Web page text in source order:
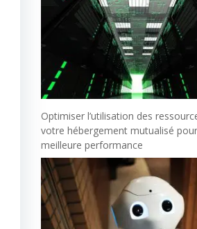
Optimiser l’utilisation des
votre hébergement mutualisé
meilleure performance